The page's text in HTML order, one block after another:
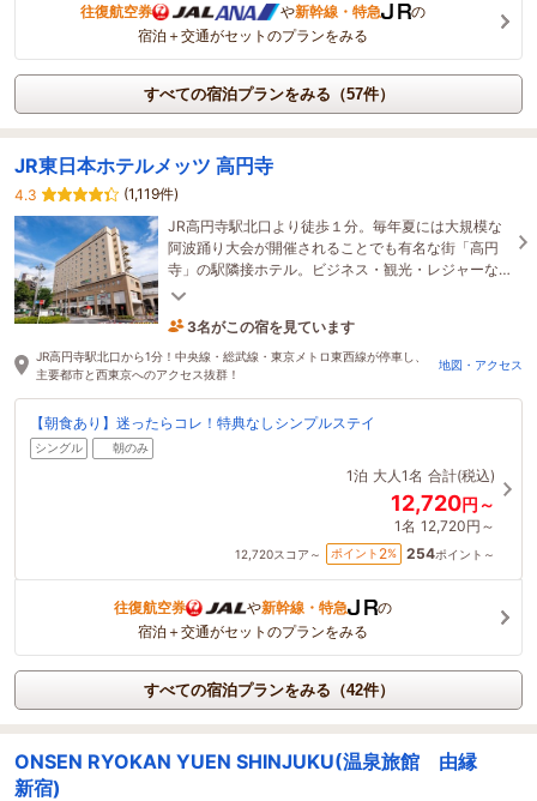
往復航空券 や新幹線・特急
の
宿泊＋交通がセットのプランをみる
すべての宿泊プランをみる（57件）
JR東日本ホテルメッツ 高円寺
4.3
(1,119件)
JR高円寺駅北口より徒歩１分。毎年夏には大規模な
阿波踊り大会が開催されることでも有名な街「高円
寺」の駅隣接ホテル。ビジネス・観光・レジャーな
どさまざまなシーンにご利用いただけます。
3名がこの宿を見ています
21分前に予約されました
JR高円寺駅北口から1分！中央線・総武線・東京メトロ東西線が停車し、
主要都市と西東京へのアクセス抜群！
地図・アクセス
【朝食あり】迷ったらコレ！特典なしシンプルステイ
シングル 朝のみ
1泊 大人1名 合計(税込)
12,720円～
1名 12,720円～
12,720スコア～ ポイント 2% 254ポイント～
往復航空券 や新幹線・特急
の
宿泊＋交通がセットのプランをみる
すべての宿泊プランをみる（42件）
ONSEN RYOKAN YUEN SHINJUKU(温泉旅館 由縁
新宿)